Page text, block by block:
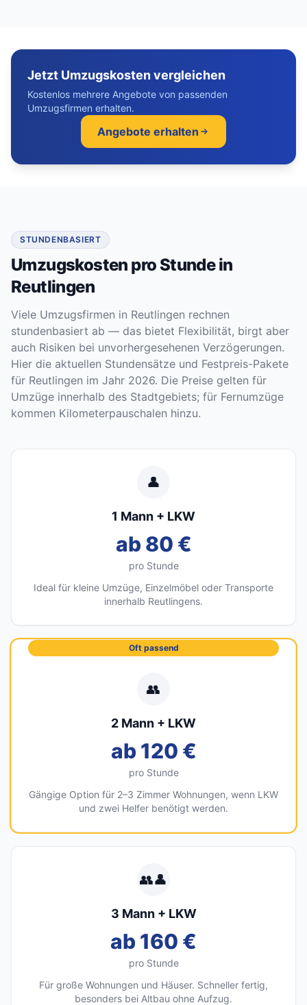
Jetzt Umzugskosten vergleichen
Kostenlos mehrere Angebote von passenden
Umzugsfirmen erhalten.
Angebote erhalten
STUNDENBASIERT
Umzugskosten pro Stunde in
Reutlingen
Viele Umzugsfirmen in Reutlingen rechnen
stundenbasiert ab — das bietet Flexibilität, birgt aber
auch Risiken bei unvorhergesehenen Verzögerungen.
Hier die aktuellen Stundensätze und Festpreis-Pakete
für Reutlingen im Jahr 2026. Die Preise gelten für
Umzüge innerhalb des Stadtgebiets; für Fernumzüge
kommen Kilometerpauschalen hinzu.
👤
1 Mann + LKW
ab 80 €
pro Stunde
Ideal für kleine Umzüge, Einzelmöbel oder Transporte
innerhalb Reutlingens.
Oft passend
👥
2 Mann + LKW
ab 120 €
pro Stunde
Gängige Option für 2–3 Zimmer Wohnungen, wenn LKW
und zwei Helfer benötigt werden.
👥👤
3 Mann + LKW
ab 160 €
pro Stunde
Für große Wohnungen und Häuser. Schneller fertig,
besonders bei Altbau ohne Aufzug.